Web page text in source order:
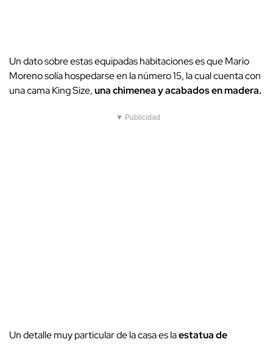
Un dato sobre estas equipadas habitaciones es que Mario
Moreno solía hospedarse en la número 15, la cual cuenta con
una cama King Size,una chimenea y acabados en madera.
▼ Publicidad
Un detalle muy particular de la casa es laestatua de